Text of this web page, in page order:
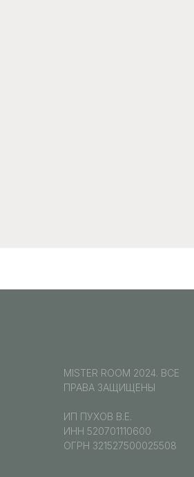
ИП ПУХОВ В.Е.
ИНН 520701110600
ОГРН 321527500025508
MISTER ROOM 2024. ВСЕ
ПРАВА ЗАЩИЩЕНЫ